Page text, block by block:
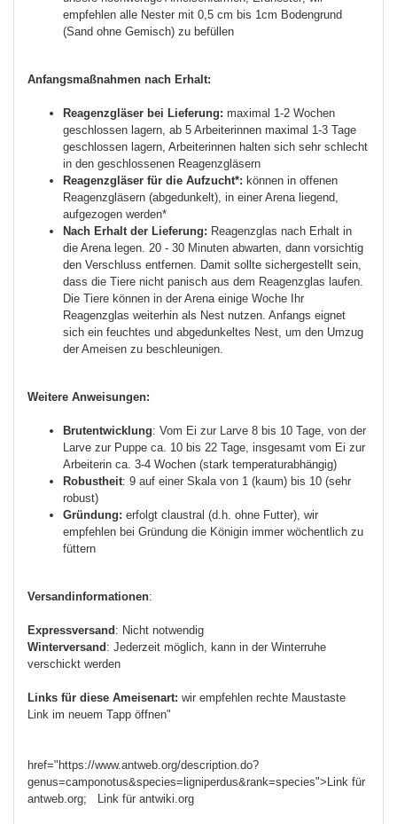
empfehlen alle Nester mit 0,5 cm bis 1cm Bodengrund
(Sand ohne Gemisch) zu befüllen
Anfangsmaßnahmen nach Erhalt:
Reagenzgläser bei Lieferung: maximal 1-2 Wochen
geschlossen lagern, ab 5 Arbeiterinnen maximal 1-3 Tage
geschlossen lagern, Arbeiterinnen halten sich sehr schlecht
in den geschlossenen Reagenzgläsern
Reagenzgläser für die Aufzucht*: können in offenen
Reagenzgläsern (abgedunkelt), in einer Arena liegend,
aufgezogen werden*
Nach Erhalt der Lieferung: Reagenzglas nach Erhalt in
die Arena legen. 20 - 30 Minuten abwarten, dann vorsichtig
den Verschluss entfernen. Damit sollte sichergestellt sein,
dass die Tiere nicht panisch aus dem Reagenzglas laufen.
Die Tiere können in der Arena einige Woche Ihr
Reagenzglas weiterhin als Nest nutzen. Anfangs eignet
sich ein feuchtes und abgedunkeltes Nest, um den Umzug
der Ameisen zu beschleunigen.
Weitere Anweisungen:
Brutentwicklung: Vom Ei zur Larve 8 bis 10 Tage, von der
Larve zur Puppe ca. 10 bis 22 Tage, insgesamt vom Ei zur
Arbeiterin ca. 3-4 Wochen (stark temperaturabhängig)
Robustheit: 9 auf einer Skala von 1 (kaum) bis 10 (sehr
robust)
Gründung: erfolgt claustral (d.h. ohne Futter), wir
empfehlen bei Gründung die Königin immer wöchentlich zu
füttern
Versandinformationen:
Expressversand: Nicht notwendig
Winterversand: Jederzeit möglich, kann in der Winterruhe
verschickt werden
Links für diese Ameisenart: wir empfehlen rechte Maustaste
Link im neuem Tapp öffnen"
href="https://www.antweb.org/description.do?
genus=camponotus&species=ligniperdus&rank=species">Link für
antweb.org; Link für antwiki.org